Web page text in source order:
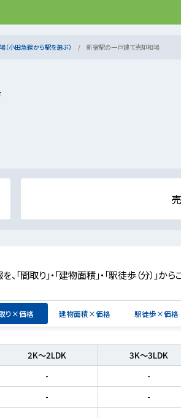
（小田急線から駅を選ぶ） 新宿駅の一戸建て売却相場
間取り」・「建物面積」・「駅徒歩（分）」か
り×価格 建物面積×価格 駅徒歩×価格
2K～2LDK
3K～3LDK
-
-
-
-